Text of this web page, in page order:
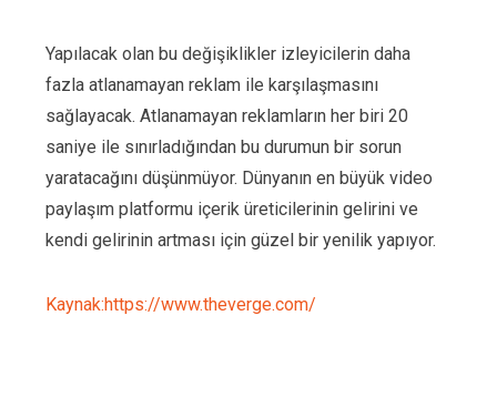
Yapılacak olan bu değişiklikler izleyicilerin daha
fazla atlanamayan reklam ile karşılaşmasını
sağlayacak. Atlanamayan reklamların her biri 20
saniye ile sınırladığından bu durumun bir sorun
yaratacağını düşünmüyor. Dünyanın en büyük video
paylaşım platformu içerik üreticilerinin gelirini ve
kendi gelirinin artması için güzel bir yenilik yapıyor.
Kaynak:https://www.theverge.com/